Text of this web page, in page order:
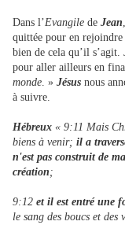
Dans l’Evangile de Jean,
quittée pour en
bien de cela qu’il s’agit.
pour aller ailleurs en
monde. » Jésus nous
à suivre.
Hébreux « 9:11 Mais
biens à venir; il a
n'est pas construit de
création;
9:12 et il est entré une
le sang des boucs et des